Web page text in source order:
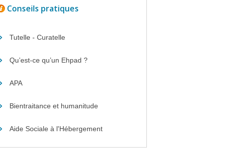
Conseils pratiques
Tutelle - Curatelle
Qu’est-ce qu’un Ehpad ?
APA
Bientraitance et humanitude
Aide Sociale à l'Hébergement